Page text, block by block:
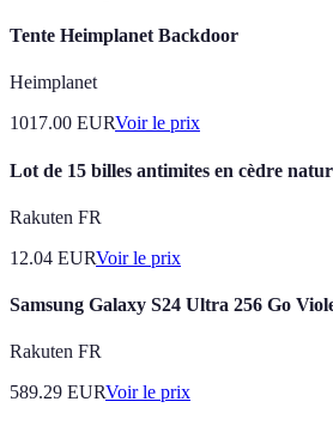
Tente Heimplanet Backdoor
Heimplanet
1017.00 EURVoir le prix
Lot de 15 billes antimites en cèdre
Rakuten FR
12.04 EURVoir le prix
Samsung Galaxy S24 Ultra 256 Go
Rakuten FR
589.29 EURVoir le prix